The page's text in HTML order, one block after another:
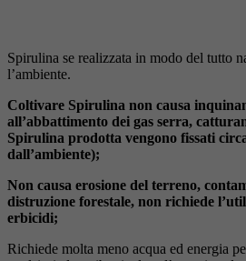
Spirulina se realizzata in modo del tutto
l’ambiente.
Coltivare Spirulina non causa
all’abbattimento dei gas serra,
Spirulina prodotta vengono fissati
dall’ambiente);
Non causa erosione del terreno,
distruzione forestale, non richiede
erbicidi;
Richiede molta meno acqua ed energia